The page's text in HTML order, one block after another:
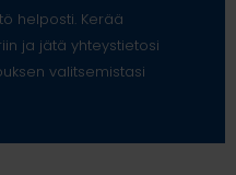
helposti. Kerää
ja jätä yhteystietosi
valitsemistasi